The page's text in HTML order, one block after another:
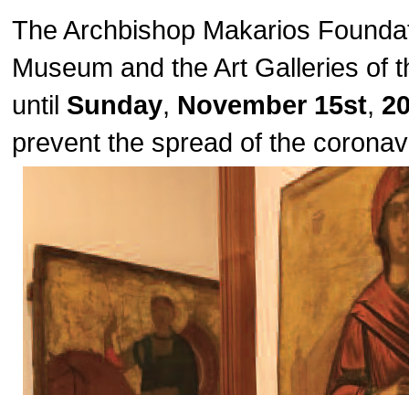
The Archbishop Makarios
Museum and the Art Galleries of
until Sunday, November 15st,
prevent the spread of the